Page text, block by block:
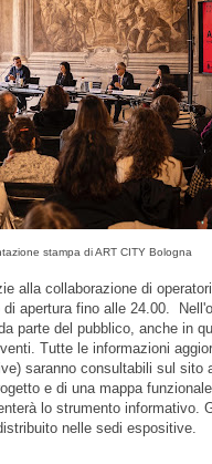
stampa di ART CITY Bologna
alla collaborazione di
di apertura fino alle 24.00.
parte del pubblico, anche in
Tutte le informazioni
saranno consultabili sul sito
e di una mappa
lo strumento informativo.
nelle sedi espositive.